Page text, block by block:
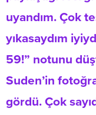
uyandım. Çok
yıkasaydım
59!” notunu
Suden’in
gördü. Çok